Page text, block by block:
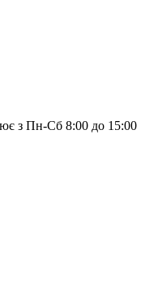
з Пн-Сб 8:00 до 15:00